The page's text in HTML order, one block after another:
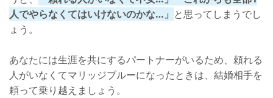
人でやらなくてはいけないのかな…」 と思ってしまうでし
ょう。
あなたには生涯を共にするパートナーがいるため、頼れる
人がいなくてマリッジブルーになったときは、結婚相手を
頼って乗り越えましょう。